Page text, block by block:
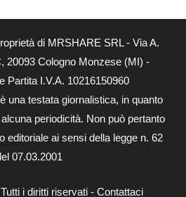
di MRSHARE SRL - Via A.
20093 Cologno Monzese (MI) -
Partita I.V.A. 10216150960
una testata giornalistica, in quanto
periodicità. Non può pertanto
editoriale ai sensi della legge n. 62
07.03.2001
i diritti riservati - Contattaci